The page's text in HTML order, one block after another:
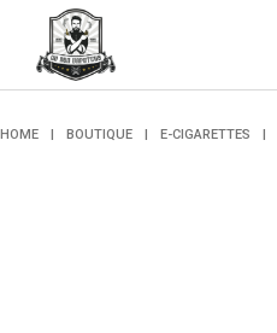
content
HOME BOUTIQUE E-CIGARETTES